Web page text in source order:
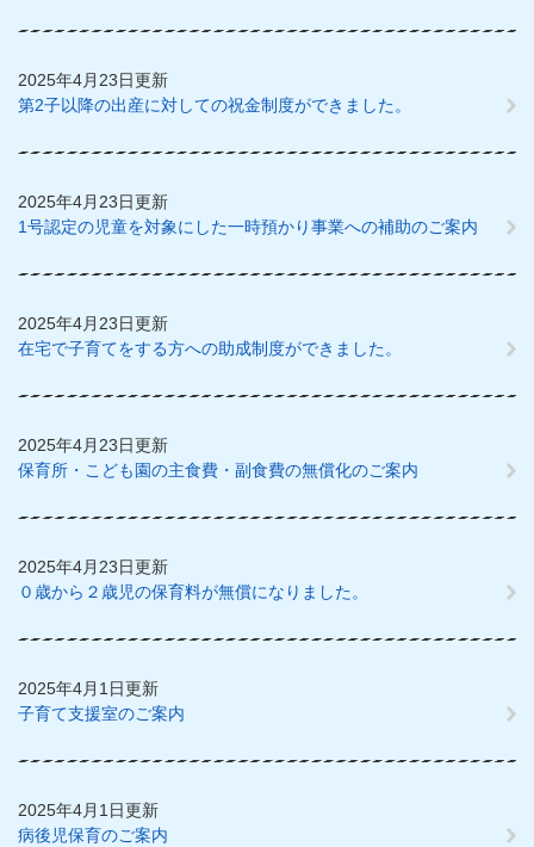
2025年4月23日更新
第2子以降の出産に対しての祝金制度ができました。
2025年4月23日更新
1号認定の児童を対象にした一時預かり事業への補助のご案内
2025年4月23日更新
在宅で子育てをする方への助成制度ができました。
2025年4月23日更新
保育所・こども園の主食費・副食費の無償化のご案内
2025年4月23日更新
０歳から２歳児の保育料が無償になりました。
2025年4月1日更新
子育て支援室のご案内
2025年4月1日更新
病後児保育のご案内